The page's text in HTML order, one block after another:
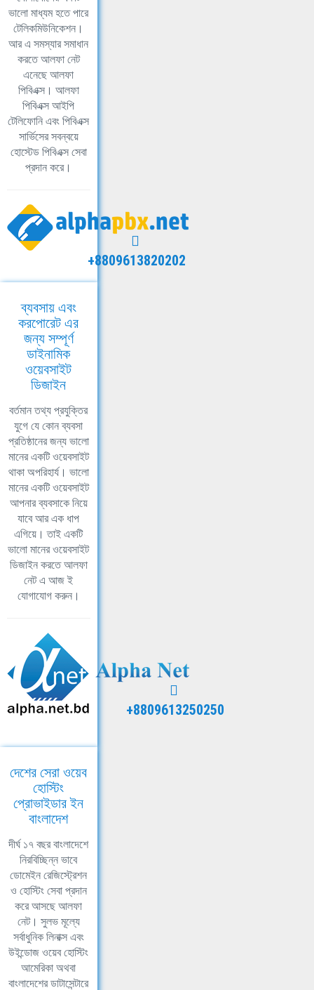
ভালো মাধ্যম হতে পারে
টেলিকমিউনিকেশন।
আর এ সমস্যার সমাধান
করতে আলফা নেট
এনেছে আলফা
পিবিএক্স। আলফা
পিবিএক্স আইপি
টেলিফোনি এবং পিবিএক্স
সার্ভিসের সবন্বয়ে
হোস্টেড পিবিএক্স সেবা
প্রদান করে।
+8809613820202
ব্যবসায় এবং
করপোরেট এর
জন্য সম্পূর্ণ
ডাইনামিক
ওয়েবসাইট
ডিজাইন
বর্তমান তথ্য প্রযুক্তির
যুগে যে কোন ব্যবসা
প্রতিষ্ঠানের জন্য ভালো
মানের একটি ওয়েবসাইট
থাকা অপরিহার্য। ভালো
মানের একটি ওয়েবসাইট
আপনার ব্যবসাকে নিয়ে
যাবে আর এক ধাপ
এগিয়ে। তাই একটি
ভালো মানের ওয়েবসাইট
ডিজাইন করতে আলফা
নেট এ আজ ই
যোগাযোগ করুন।
+8809613250250
দেশের সেরা ওয়েব
হোস্টিং
প্রোভাইডার ইন
বাংলাদেশ
দীর্ঘ ১৭ বছর বাংলাদেশে
নিরবিচ্ছিন্ন ভাবে
ডোমেইন রেজিস্ট্রেশন
ও হোস্টিং সেবা প্রদান
করে আসছে আলফা
নেট। সুলভ মূল্যে
সর্বাধুনিক লিনাক্স এবং
উইন্ডোজ ওয়েব হোস্টিং
আমেরিকা অথবা
বাংলাদেশের ডাটাসেন্টারে